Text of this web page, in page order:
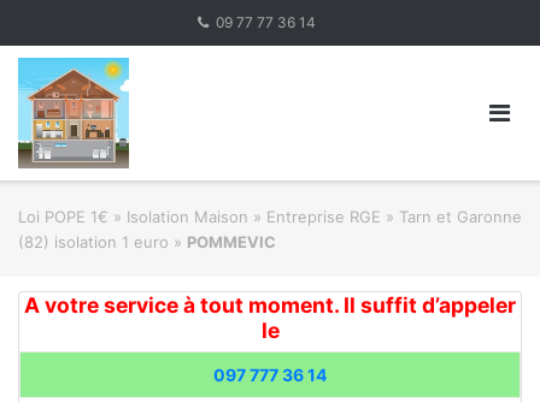
content
09 77 77 36 14
Loi POPE 1€ » Isolation Maison » Entreprise RGE » Tarn et Garonne
(82) isolation 1 euro » POMMEVIC
A votre service à tout moment. Il suffit d’appeler
le
097 777 36 14